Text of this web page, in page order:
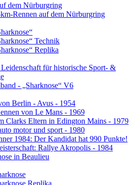
dem Nürburgring
Rennen auf dem Nürburgring
Technik
Replika
für historische Sport- &
- „Sharknose“ V6
Berlin - Avus - 1954
von Le Mans - 1969
Clarks Eltern in Edington Mains - 1979
motor und sport - 1980
1984: Der Kandidat hat 990 Punkte!
Rallye Akropolis - 1984
in Beaulieu
Replika